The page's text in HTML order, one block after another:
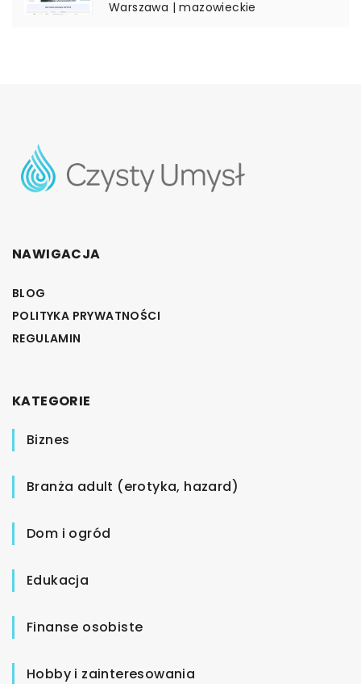
Warszawa | mazowieckie
NAWIGACJA
BLOG
POLITYKA PRYWATNOŚCI
REGULAMIN
KATEGORIE
Biznes
Branża adult (erotyka, hazard)
Dom i ogród
Edukacja
Finanse osobiste
Hobby i zainteresowania